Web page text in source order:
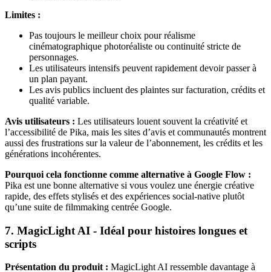
Limites :
Pas toujours le meilleur choix pour réalisme
cinématographique photoréaliste ou continuité stricte de
personnages.
Les utilisateurs intensifs peuvent rapidement devoir passer à
un plan payant.
Les avis publics incluent des plaintes sur facturation, crédits et
qualité variable.
Avis utilisateurs : Les utilisateurs louent souvent la créativité et
l’accessibilité de Pika, mais les sites d’avis et communautés montrent
aussi des frustrations sur la valeur de l’abonnement, les crédits et les
générations incohérentes.
Pourquoi cela fonctionne comme alternative à Google Flow :
Pika est une bonne alternative si vous voulez une énergie créative
rapide, des effets stylisés et des expériences social-native plutôt
qu’une suite de filmmaking centrée Google.
7. MagicLight AI - Idéal pour histoires longues et
scripts
Présentation du produit : MagicLight AI ressemble davantage à